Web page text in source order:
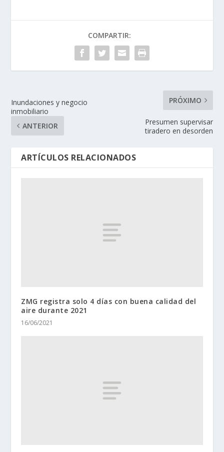
COMPARTIR:
Inundaciones y negocio
inmobiliario
ANTERIOR
PRÓXIMO
Presumen supervisar
tiradero en desorden
ARTÍCULOS RELACIONADOS
ZMG registra solo 4 días con buena calidad del
aire durante 2021
16/06/2021